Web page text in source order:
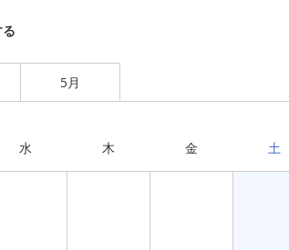
5月
水 木 金 土